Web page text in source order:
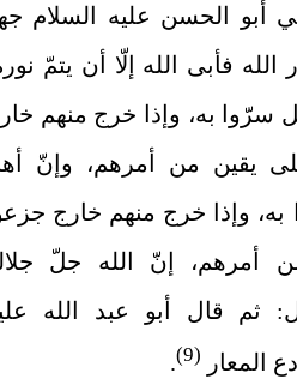
أبو الحسن عليه ‌السلام
فأبى الله إلّا أن يتمّ
سرّوا به، وإذا خرج منهم
يقين من أمرهم، وإنّ
وإذا خرج منهم خارج
أمرهم، إنّ الله جلّ
ثم قال أبو عبد الله
المعار
(9)
.